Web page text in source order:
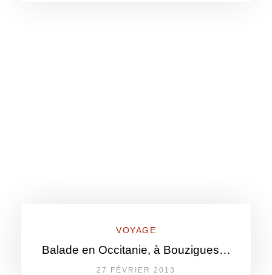
VOYAGE
Balade en Occitanie, à Bouzigues…
27 FÉVRIER 2013